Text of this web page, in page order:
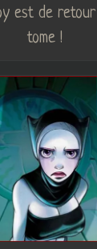
est de
tome !